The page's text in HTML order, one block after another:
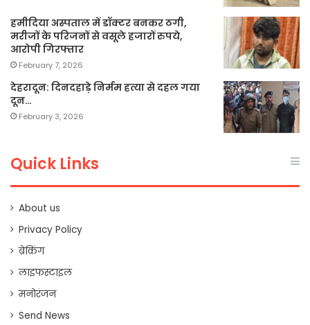
हमीदिया अस्पताल में डॉक्टर बनकर ठगी,
मरीजों के परिजनों से वसूले हजारों रुपये,
आरोपी गिरफ्तार
February 7, 2026
देहरादून: दिनदहाड़े निर्मम हत्या से दहल गया
दून…
February 3, 2026
Quick Links
About us
Privacy Policy
ब्रेकिंग
लाइफस्टाइल
मनोरंजन
Send News